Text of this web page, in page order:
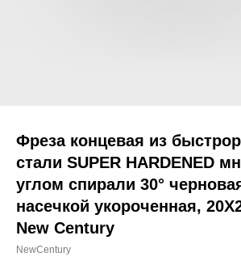
Фреза концевая из
стали SUPER HARDENED
углом спирали 30°
насечкой укороченная,
New Century
NewCentury